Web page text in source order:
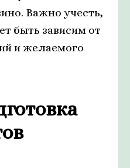
Важно учесть,
быть зависим от
и желаемого